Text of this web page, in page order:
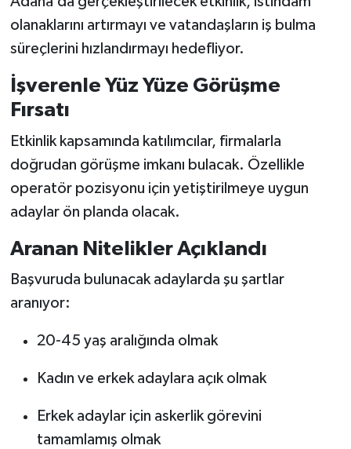
olanaklarını artırmayı ve vatandaşların iş bulma
süreçlerini hızlandırmayı hedefliyor.
İşverenle Yüz Yüze Görüşme
Fırsatı
Etkinlik kapsamında katılımcılar, firmalarla
doğrudan görüşme imkanı bulacak. Özellikle
operatör pozisyonu için yetiştirilmeye uygun
adaylar ön planda olacak.
Aranan Nitelikler Açıklandı
Başvuruda bulunacak adaylarda şu şartlar
aranıyor:
20-45 yaş aralığında olmak
Kadın ve erkek adaylara açık olmak
Erkek adaylar için askerlik görevini
tamamlamış olmak